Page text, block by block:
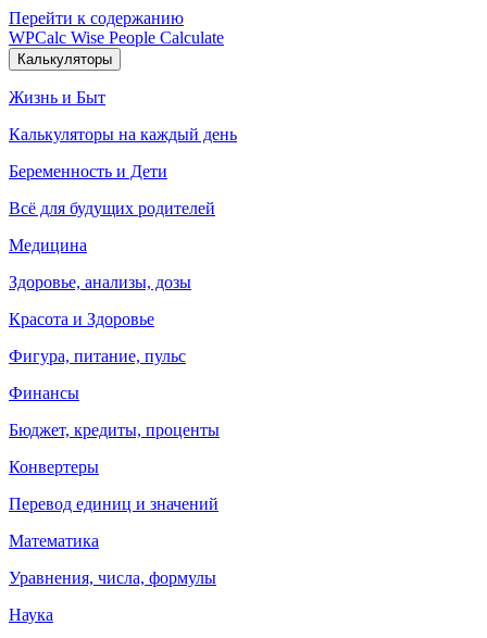
Перейти к содержанию
WPCalc Wise People Calculate
Калькуляторы
Жизнь и Быт
Калькуляторы на каждый день
Беременность и Дети
Всё для будущих родителей
Медицина
Здоровье, анализы, дозы
Красота и Здоровье
Фигура, питание, пульс
Финансы
Бюджет, кредиты, проценты
Конвертеры
Перевод единиц и значений
Математика
Уравнения, числа, формулы
Наука